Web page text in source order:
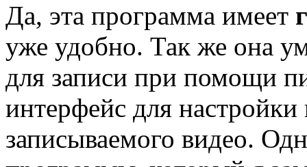
Да, эта программа имеет
уже удобно. Так же она
для записи при помощи
интерфейс для
записываемого видео.